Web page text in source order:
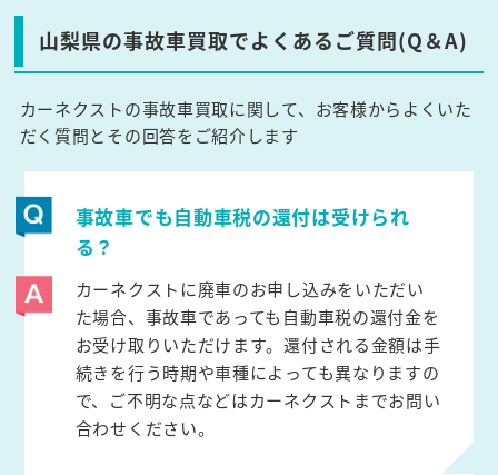
山梨県の事故車買取でよくあるご質問(Q＆A)
カーネクストの事故車買取に関して、お客様からよくいた
だく質問とその回答をご紹介します
事故車でも自動車税の還付は受けられ
る？
カーネクストに廃車のお申し込みをいただい
た場合、事故車であっても自動車税の還付金を
お受け取りいただけます。還付される金額は手
続きを行う時期や車種によっても異なりますの
で、ご不明な点などはカーネクストまでお問い
合わせください。